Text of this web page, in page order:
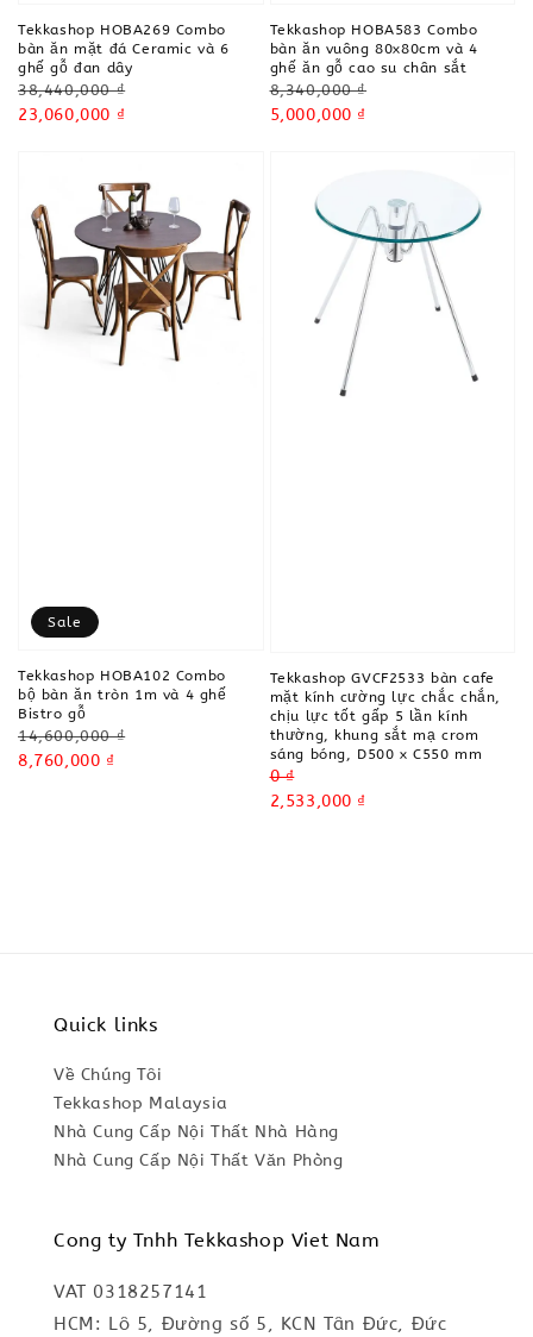
Tekkashop HOBA269 Combo
bàn ăn mặt đá Ceramic và 6
ghế gỗ đan dây
Regular
price
38,440,000 ₫
Sale
23,060,000 ₫
Tekkashop HOBA583 Combo
bàn ăn vuông 80x80cm và 4
ghế ăn gỗ cao su chân sắt
Regular
price
8,340,000 ₫
Sale
5,000,000 ₫
Sale
Tekkashop HOBA102 Combo
bộ bàn ăn tròn 1m và 4 ghế
Bistro gỗ
Regular
price
14,600,000 ₫
Sale
8,760,000 ₫
Tekkashop GVCF2533 bàn cafe
mặt kính cường lực chắc chắn,
chịu lực tốt gấp 5 lần kính
thường, khung sắt mạ crom
sáng bóng, D500 x C550 mm
Regular
price
0 ₫
Sale
2,533,000 ₫
Quick links
Về Chúng Tôi
Tekkashop Malaysia
Nhà Cung Cấp Nội Thất Nhà Hàng
Nhà Cung Cấp Nội Thất Văn Phòng
Cong ty Tnhh Tekkashop Viet Nam
VAT 0318257141
HCM: Lô 5, Đường số 5, KCN Tân Đức, Đức